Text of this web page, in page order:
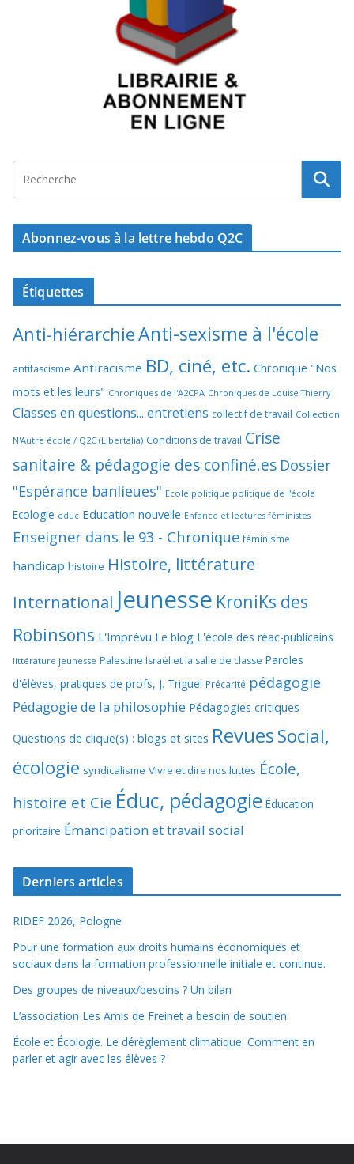
Abonnez-vous à la lettre hebdo Q2C
Étiquettes
Anti-hiérarchieAnti-sexisme à l'école
antifascisme Antiracisme BD, ciné, etc. Chronique "Nos
mots et les leurs" Chroniques de l'A2CPA Chroniques de Louise Thierry
Classes en questions... entretiens collectif de travail Collection
N'Autre école / Q2C (Libertalia) Conditions de travail Crise
sanitaire & pédagogie des confiné.es Dossier
"Espérance banlieues" Ecole politique politique de l'école
Ecologie educ Education nouvelle Enfance et lectures féministes
Enseigner dans le 93 - Chronique féminisme
handicap histoire Histoire, littérature
International Jeunesse KroniKs des
Robinsons L'Imprévu Le blog L'école des réac-publicains
littérature jeunesse Palestine Israël et la salle de classe Paroles
d'élèves, pratiques de profs, J. Triguel Précarité pédagogie
Pédagogie de la philosophie Pédagogies critiques
Questions de clique(s) : blogs et sites RevuesSocial,
écologie syndicalisme Vivre et dire nos luttes École,
histoire et Cie Éduc, pédagogie Éducation
prioritaire Émancipation et travail social
Derniers articles
RIDEF 2026, Pologne
Pour une formation aux droits humains économiques et
sociaux dans la formation professionnelle initiale et continue.
Des groupes de niveaux/besoins ? Un bilan
L’association Les Amis de Freinet a besoin de soutien
École et Écologie. Le dérèglement climatique. Comment en
parler et agir avec les élèves ?